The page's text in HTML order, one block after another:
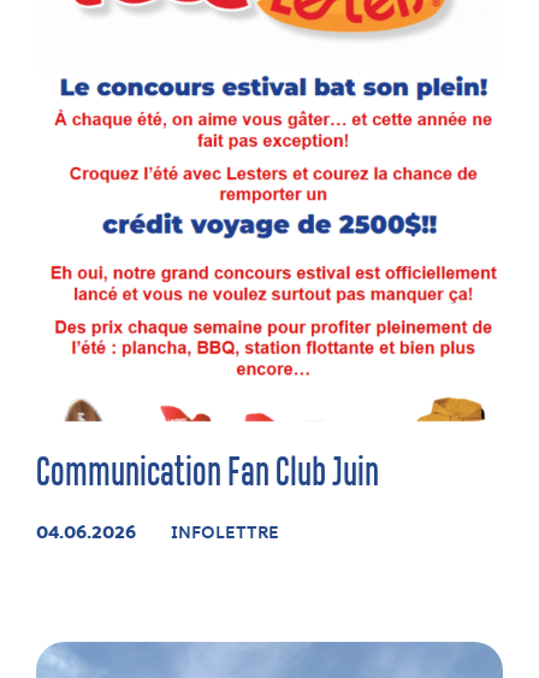
Communication Fan Club Juin
04.06.2026 INFOLETTRE